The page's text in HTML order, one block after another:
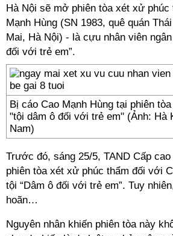
Hà Nội sẽ mở phiên tòa xét xử
Mạnh Hùng (SN 1983, quê quán
Mai, Hà Nội) - là cựu nhân viên
đối với trẻ em”.
Bị cáo Cao Mạnh Hùng tại phiên
"tội dâm ô đối với trẻ em" (Ảnh: Hà
Nam)
Trước đó, sáng 25/5, TAND Cấp
phiên tòa xét xử phúc thẩm đối với
tội “Dâm ô đối với trẻ em”. Tuy
hoãn…
Nguyên nhân khiến phiên tòa này